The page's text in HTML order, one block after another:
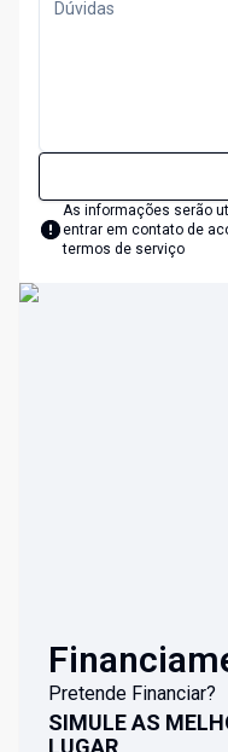
As informações serão
entrar em contato de
termos de serviço
Pretende Financiar?
SIMULE AS